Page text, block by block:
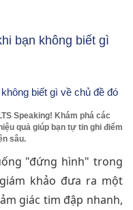
bạn không biết gì
biết gì về chủ đề đó
Speaking! Khám phá các
quả giúp bạn tự tin ghi điểm
sâu.
"đứng hình" trong
khảo đưa ra một
giác tim đập nhanh,